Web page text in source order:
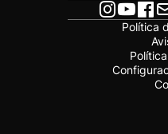
Política